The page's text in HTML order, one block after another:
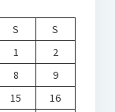
S
S
1
2
8
9
15
16